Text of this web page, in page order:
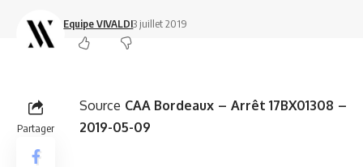
Equipe VIVALDI3 juillet 2019
Partager
Source CAA Bordeaux – Arrêt 17BX01308 –
2019-05-09